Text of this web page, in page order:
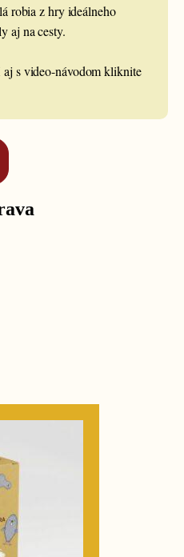
robia z hry ideálneho
aj na cesty.
s video-návodom kliknite